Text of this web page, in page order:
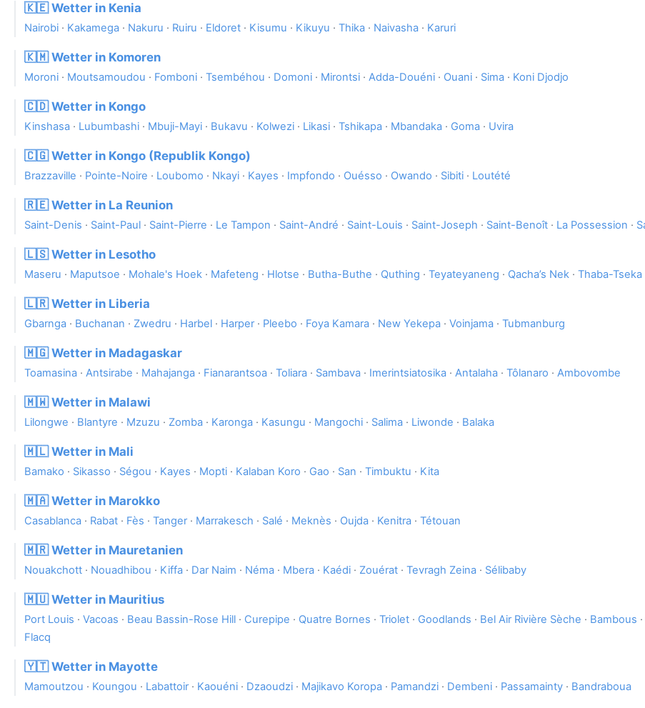
🇰🇪 Wetter in Kenia
Nairobi · Kakamega · Nakuru · Ruiru · Eldoret · Kisumu · Kikuyu · Thika · Naivasha · Karuri
🇰🇲 Wetter in Komoren
Moroni · Moutsamoudou · Fomboni · Tsembéhou · Domoni · Mirontsi · Adda-Douéni · Ouani · Sima · Koni Djodjo
🇨🇩 Wetter in Kongo
Kinshasa · Lubumbashi · Mbuji-Mayi · Bukavu · Kolwezi · Likasi · Tshikapa · Mbandaka · Goma · Uvira
🇨🇬 Wetter in Kongo (Republik Kongo)
Brazzaville · Pointe-Noire · Loubomo · Nkayi · Kayes · Impfondo · Ouésso · Owando · Sibiti · Loutété
🇷🇪 Wetter in La Reunion
Saint-Denis · Saint-Paul · Saint-Pierre · Le Tampon · Saint-André · Saint-Louis · Saint-Joseph · Saint-Benoît · La Possession ·
🇱🇸 Wetter in Lesotho
Maseru · Maputsoe · Mohale's Hoek · Mafeteng · Hlotse · Butha-Buthe · Quthing · Teyateyaneng · Qacha’s Nek · Thaba-Tseka
🇱🇷 Wetter in Liberia
Gbarnga · Buchanan · Zwedru · Harbel · Harper· Pleebo · Foya Kamara · New Yekepa · Voinjama · Tubmanburg
🇲🇬 Wetter in Madagaskar
Toamasina · Antsirabe · Mahajanga · Fianarantsoa · Toliara · Sambava · Imerintsiatosika · Antalaha · Tôlanaro · Ambovombe
🇲🇼 Wetter in Malawi
Lilongwe · Blantyre · Mzuzu · Zomba · Karonga · Kasungu · Mangochi · Salima · Liwonde · Balaka
🇲🇱 Wetter in Mali
Bamako · Sikasso · Ségou · Kayes · Mopti · Kalaban Koro · Gao · San · Timbuktu · Kita
🇲🇦 Wetter in Marokko
Casablanca · Rabat · Fès · Tanger· Marrakesch · Salé · Meknès · Oujda · Kenitra · Tétouan
🇲🇷 Wetter in Mauretanien
Nouakchott · Nouadhibou · Kiffa · Dar Naim · Néma · Mbera · Kaédi · Zouérat · Tevragh Zeina · Sélibaby
🇲🇺 Wetter in Mauritius
Port Louis · Vacoas · Beau Bassin-Rose Hill · Curepipe · Quatre Bornes · Triolet · Goodlands · Bel Air Rivière Sèche · Bambous ·
Flacq
🇾🇹 Wetter in Mayotte
Mamoutzou · Koungou · Labattoir· Kaouéni · Dzaoudzi · Majikavo Koropa · Pamandzi · Dembeni · Passamainty · Bandraboua